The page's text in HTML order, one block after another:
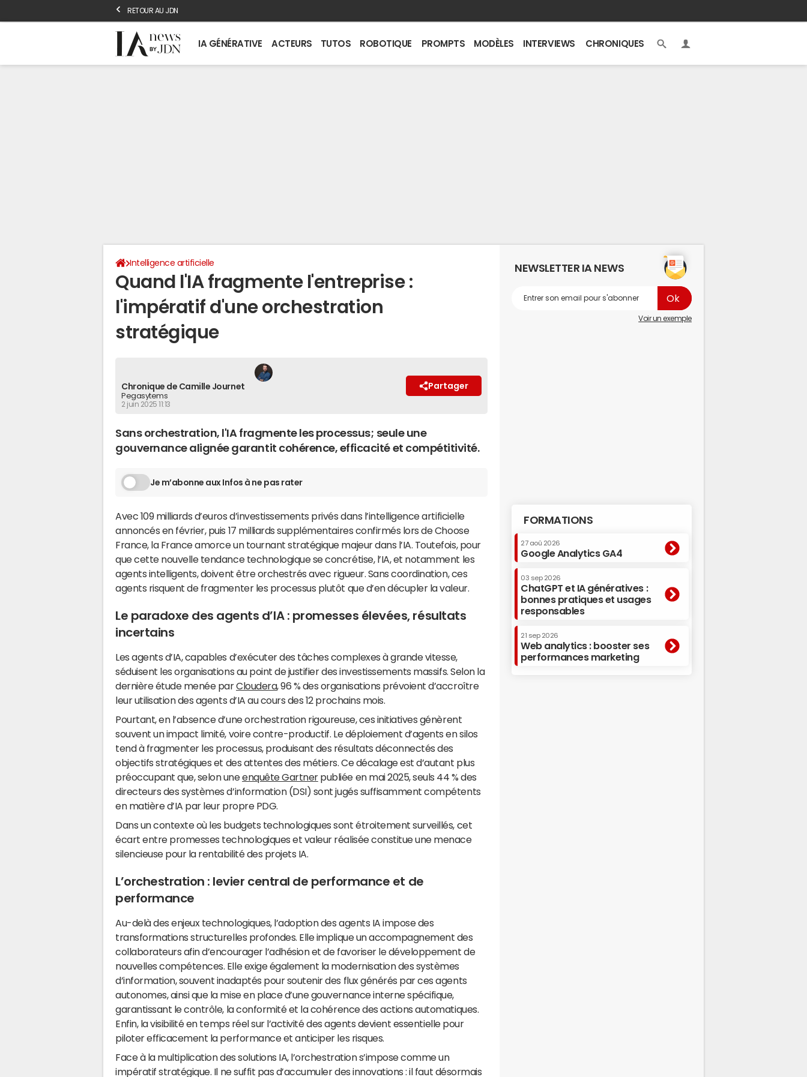
RETOUR AU JDN
IA GÉNÉRATIVE ACTEURS TUTOS ROBOTIQUE PROMPTS MODÈLES INTERVIEWS CHRONIQUES
Intelligence artificielle
Quand l'IA fragmente l'entreprise :
l'impératif d'une orchestration
stratégique
Chronique de Camille Journet
Pegasytems
2 juin 2025 11:13
Partager
Sans orchestration, l'IA fragmente les processus ; seule une
gouvernance alignée garantit cohérence, efficacité et compétitivité.
Je m’abonne aux Infos à ne pas rater
Avec 109 milliards d’euros d’investissements privés dans l’intelligence artificielle
annoncés en février, puis 17 milliards supplémentaires confirmés lors de Choose
France, la France amorce un tournant stratégique majeur dans l’IA. Toutefois, pour
que cette nouvelle tendance technologique se concrétise, l’IA, et notamment les
agents intelligents, doivent être orchestrés avec rigueur. Sans coordination, ces
agents risquent de fragmenter les processus plutôt que d’en décupler la valeur.
Le paradoxe des agents d’IA : promesses élevées, résultats
incertains
Les agents d’IA, capables d’exécuter des tâches complexes à grande vitesse,
séduisent les organisations au point de justifier des investissements massifs. Selon la
dernière étude menée parCloudera, 96 % des organisations prévoient d’accroître
leur utilisation des agents d’IA au cours des 12 prochains mois.
Pourtant, en l’absence d’une orchestration rigoureuse, ces initiatives génèrent
souvent un impact limité, voire contre-productif. Le déploiement d’agents en silos
tend à fragmenter les processus, produisant des résultats déconnectés des
objectifs stratégiques et des attentes des métiers. Ce décalage est d’autant plus
préoccupant que, selon uneenquête Gartnerpubliée en mai 2025, seuls 44 % des
directeurs des systèmes d’information (DSI) sont jugés suffisamment compétents
en matière d’IA par leur propre PDG.
Dans un contexte où les budgets technologiques sont étroitement surveillés, cet
écart entre promesses technologiques et valeur réalisée constitue une menace
silencieuse pour la rentabilité des projets IA.
L’orchestration : levier central de performance et de
performance
Au-delà des enjeux technologiques, l’adoption des agents IA impose des
transformations structurelles profondes. Elle implique un accompagnement des
collaborateurs afin d’encourager l’adhésion et de favoriser le développement de
nouvelles compétences. Elle exige également la modernisation des systèmes
d’information, souvent inadaptés pour soutenir des flux générés par ces agents
autonomes, ainsi que la mise en place d’une gouvernance interne spécifique,
garantissant le contrôle, la conformité et la cohérence des actions automatiques.
Enfin, la visibilité en temps réel sur l’activité des agents devient essentielle pour
piloter efficacement la performance et anticiper les risques.
Face à la multiplication des solutions IA, l’orchestration s’impose comme un
impératif stratégique. Il ne suffit pas d’accumuler des innovations : il faut désormais
NEWSLETTER IA NEWS
Voir un exemple
FORMATIONS
27 aoû 2026
Google Analytics GA4
03 sep 2026
ChatGPT et IA génératives :
bonnes pratiques et usages
responsables
21 sep 2026
Web analytics : booster ses
performances marketing